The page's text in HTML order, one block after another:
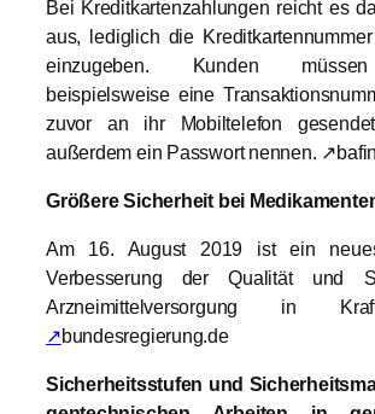
Bei Kreditkartenzahlungen reicht es
aus, lediglich die
einzugeben. Kunden
beispielsweise eine
zuvor an ihr Mobiltelefon
außerdem ein Passwort nennen.
Größere Sicherheit bei
Am 16. August 2019 ist ein
Verbesserung der Qualität und
Arzneimittelversorgung in
↗bundesregierung.de
Sicherheitsstufen und